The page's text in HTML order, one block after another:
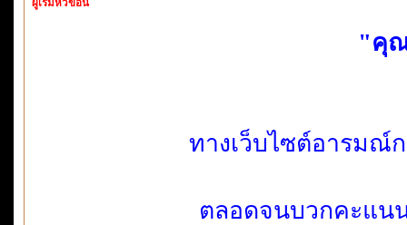
"คุณ
ทางเว็บไซต์อารมณ์
ตลอดจนบวกคะแน